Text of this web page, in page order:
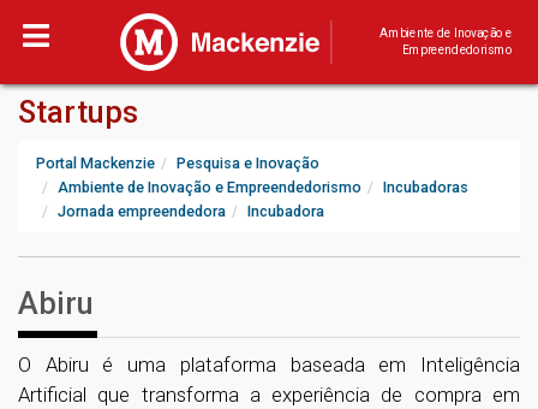
Ambiente de Inovação e
Empreendedorismo
Startups
Portal Mackenzie
Pesquisa e Inovação
Ambiente de Inovação e Empreendedorismo
Incubadoras
Jornada empreendedora
Incubadora
Abiru
O Abiru é uma plataforma baseada em Inteligência
Artificial que transforma a experiência de compra em